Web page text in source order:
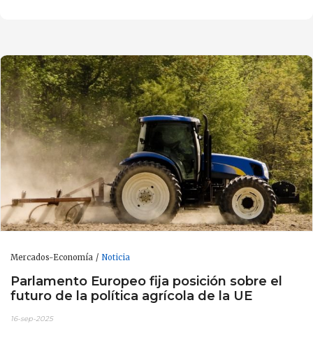
Mercados-Economía Noticia
Parlamento Europeo fija posición sobre el
futuro de la política agrícola de la UE
16-sep-2025